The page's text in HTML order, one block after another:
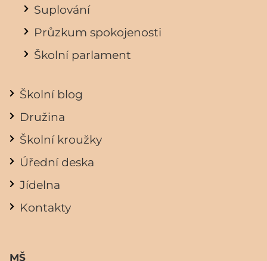
Suplování
Průzkum spokojenosti
Školní parlament
Školní blog
Družina
Školní kroužky
Úřední deska
Jídelna
Kontakty
MŠ